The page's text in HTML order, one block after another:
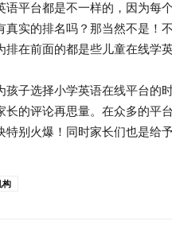
台都是不一样的，因为每
真实的排名吗？那当然不是！
在前面的都是些儿童在线学
选择小学英语在线平台的
长的评论再思量。在众多的平
特别火爆！同时家长们也是给
构